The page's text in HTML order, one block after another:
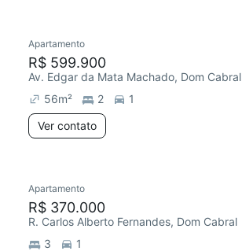
Apartamento
R$ 599.900
Av. Edgar da Mata Machado, Dom Cabral
56m² 2
1
Ver contato
Apartamento
R$ 370.000
R. Carlos Alberto Fernandes, Dom Cabral
3
1